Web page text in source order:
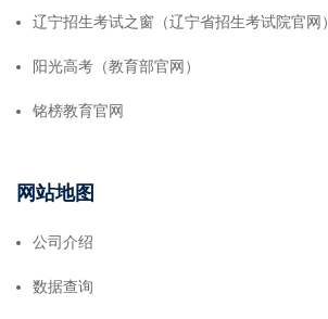
辽宁招生考试之窗（辽宁省招生考试院官网）
阳光高考（教育部官网）
铭榜教育官网
网站地图
公司介绍
数据查询